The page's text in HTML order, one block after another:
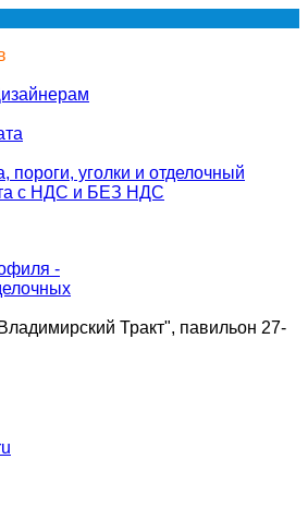
пороги, уголки и отделочный
с НДС и БЕЗ НДС
Тракт", павильон 27-